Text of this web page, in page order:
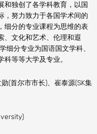
和独创了各学科教育，以国
，努力致力于各国学术间的
细分的专业课程为思维的表
、文化和艺术、伦理和遐
细分专业为国语国文学科、
等等大学及专业。
首尔市市长)、崔泰源(SK集